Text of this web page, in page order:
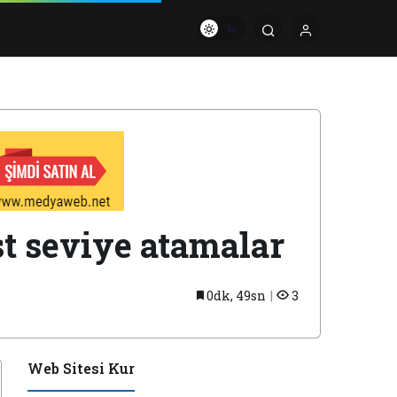
seviye atamalar
0dk, 49sn 3
Web Sitesi Kur